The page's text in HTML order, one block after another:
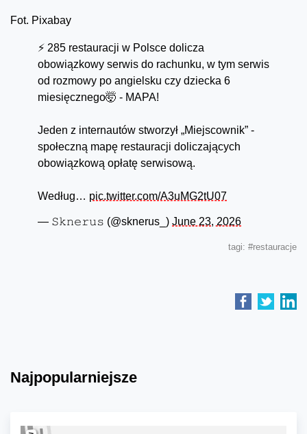
Fot. Pixabay
⚡️ 285 restauracji w Polsce dolicza
obowiązkowy serwis do rachunku, w tym serwis
od rozmowy po angielsku czy dziecka 6
miesięcznego🤯 - MAPA!
Jeden z internautów stworzył „Miejscownik” -
społeczną mapę restauracji doliczających
obowiązkową opłatę serwisową.
Według… pic.twitter.com/A3uMG2tU07
— 𝚂𝚔𝚗𝚎𝚛𝚞𝚜 (@sknerus_) June 23, 2026
tagi: #restauracje
Najpopularniejsze